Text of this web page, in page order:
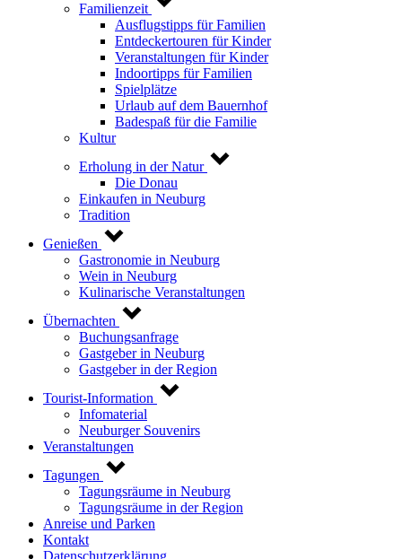
Familienzeit
Ausflugstipps für Familien
Entdeckertouren für Kinder
Veranstaltungen für Kinder
Indoortipps für Familien
Spielplätze
Urlaub auf dem Bauernhof
Badespaß für die Familie
Kultur
Erholung in der Natur
Die Donau
Einkaufen in Neuburg
Tradition
Genießen
Gastronomie in Neuburg
Wein in Neuburg
Kulinarische Veranstaltungen
Übernachten
Buchungsanfrage
Gastgeber in Neuburg
Gastgeber in der Region
Tourist-Information
Infomaterial
Neuburger Souvenirs
Veranstaltungen
Tagungen
Tagungsräume in Neuburg
Tagungsräume in der Region
Anreise und Parken
Kontakt
Datenschutzerklärung